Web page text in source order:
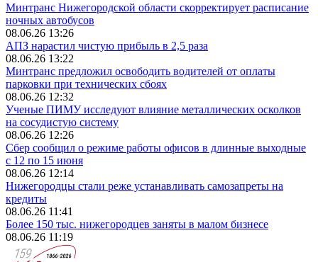
Минтранс Нижегородской области скорректирует расписание
ночных автобусов
08.06.26 13:26
АПЗ нарастил чистую прибыль в 2,5 раза
08.06.26 13:22
Минтранс предложил освободить водителей от оплаты
парковки при технических сбоях
08.06.26 12:32
Ученые ПИМУ исследуют влияние металлических осколков
на сосудистую систему
08.06.26 12:26
Сбер сообщил о режиме работы офисов в длинные выходные
с 12 по 15 июня
08.06.26 12:14
Нижегородцы стали реже устанавливать самозапреты на
кредиты
08.06.26 11:41
Более 150 тыс. нижегородцев заняты в малом бизнесе
08.06.26 11:19